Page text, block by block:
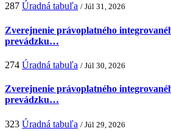
287 Úradná tabuľa / Júl 31, 2026
Zverejnenie právoplatného
prevádzku…
274 Úradná tabuľa / Júl 30, 2026
Zverejnenie právoplatného
prevádzku…
323 Úradná tabuľa / Júl 29, 2026